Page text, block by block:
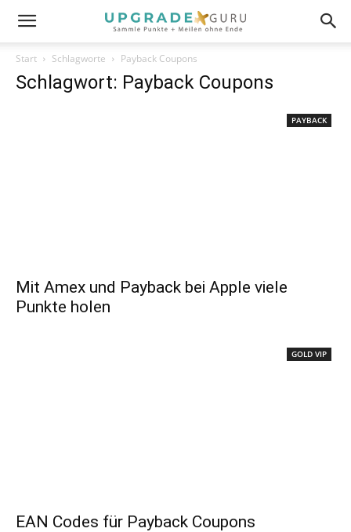
Start Schlagworte Payback Coupons
Schlagwort: Payback Coupons
PAYBACK
Mit Amex und Payback bei Apple viele
Punkte holen
GOLD VIP
EAN Codes für Payback Coupons